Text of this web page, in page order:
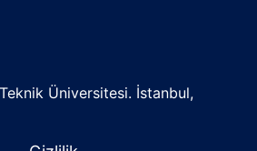
Üniversitesi. İstanbul,